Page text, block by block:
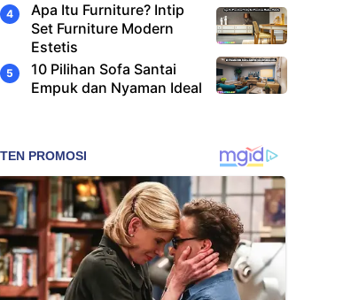
Apa Itu Furniture? Intip
Set Furniture Modern
Estetis
10 Pilihan Sofa Santai
Empuk dan Nyaman Ideal